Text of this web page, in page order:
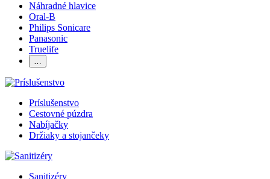
Náhradné hlavice
Oral-B
Philips Sonicare
Panasonic
Truelife
…
Príslušenstvo
Cestovné púzdra
Nabíjačky
Držiaky a stojančeky
Sanitizéry